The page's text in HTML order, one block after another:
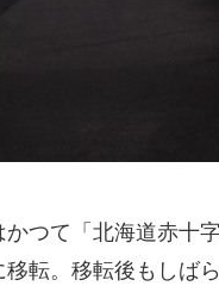
かつて「北海道赤十
移転。移転後もしば